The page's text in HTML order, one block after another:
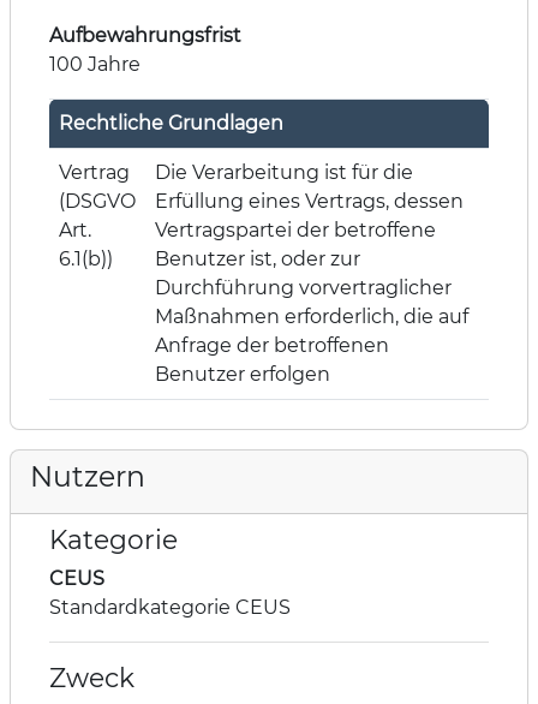
Aufbewahrungsfrist
100 Jahre
Rechtliche Grundlagen
Vertrag
(DSGVO
Art.
6.1(b))
Die Verarbeitung ist für die
Erfüllung eines Vertrags, dessen
Vertragspartei der betroffene
Benutzer ist, oder zur
Durchführung vorvertraglicher
Maßnahmen erforderlich, die auf
Anfrage der betroffenen
Benutzer erfolgen
Nutzern
Kategorie
CEUS
Standardkategorie CEUS
Zweck